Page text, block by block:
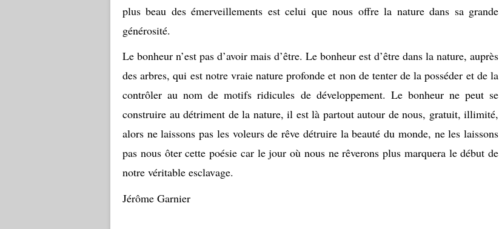
plus beau des émerveillements est celui que nous offre la nature dans sa grande
générosité.
Le bonheur n’est pas d’avoir mais d’être. Le bonheur est d’être dans la nature, auprès
des arbres, qui est notre vraie nature profonde et non de tenter de la posséder et de la
contrôler au nom de motifs ridicules de développement. Le bonheur ne peut se
construire au détriment de la nature, il est là partout autour de nous, gratuit, illimité,
alors ne laissons pas les voleurs de rêve détruire la beauté du monde, ne les laissons
pas nous ôter cette poésie car le jour où nous ne rêverons plus marquera le début de
notre véritable esclavage.
Jérôme Garnier